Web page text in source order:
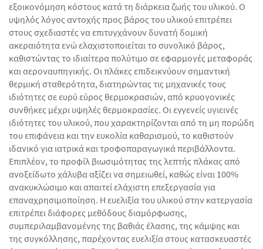
εξοικονόμηση κόστους κατά τη διάρκεια ζωής του υλικού. Ο
υψηλός λόγος αντοχής προς βάρος του υλικού επιτρέπει
στους σχεδιαστές να επιτυγχάνουν δυνατή δομική
ακεραιότητα ενώ ελαχιστοποιείται το συνολικό βάρος,
καθιστώντας το ιδιαίτερα πολύτιμο σε εφαρμογές μεταφοράς
και αεροναυπηγικής. Οι πλάκες επιδεικνύουν σημαντική
θερμική σταθερότητα, διατηρώντας τις μηχανικές τους
ιδιότητες σε ευρύ εύρος θερμοκρασιών, από κρυογονικές
συνθήκες μέχρι υψηλές θερμοκρασίες. Οι εγγενείς υγιεινές
ιδιότητες του υλικού, που χαρακτηρίζονται από τη μη πορώδη
του επιφάνεια και την ευκολία καθαρισμού, το καθιστούν
ιδανικό για ιατρικά και τροφοπαραγωγικά περιβάλλοντα.
Επιπλέον, το προφίλ βιωσιμότητας της λεπτής πλάκας από
ανοξείδωτο χάλυβα αξίζει να σημειωθεί, καθώς είναι 100%
ανακυκλώσιμο και απαιτεί ελάχιστη επεξεργασία για
επαναχρησιμοποίηση. Η ευελιξία του υλικού στην κατεργασία
επιτρέπει διάφορες μεθόδους διαμόρφωσης,
συμπεριλαμβανομένης της βαθιάς έλασης, της κάμψης και
της συγκόλλησης, παρέχοντας ευελιξία στους κατασκευαστές